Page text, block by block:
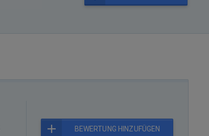
BEWERTUNG HINZUFÜGEN